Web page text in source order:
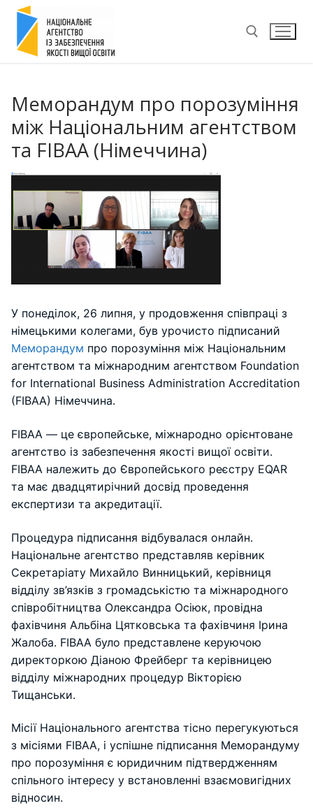
Перейти
вмісту
Меморандум про порозуміння
між Національним агентством
та FIBAA (Німеччина)
У понеділок, 26 липня, у продовження співпраці з
німецькими колегами, був урочисто підписаний
Меморандум про порозуміння між Національним
агентством та міжнародним агентством Foundation
for International Business Administration Accreditation
(FIBAA) Німеччина.
FIBAA ― це європейське, міжнародно орієнтоване
агентство із забезпечення якості вищої освіти.
FIBAA належить до Європейського реєстру EQAR
та має двадцятирічний досвід проведення
експертизи та акредитації.
Процедура підписання відбувалася онлайн.
Національне агентство представляв керівник
Секретаріату Михайло Винницький, керівниця
відділу зв’язків з громадськістю та міжнародного
співробітництва Олександра Осіюк, провідна
фахівчиня Альбіна Цятковська та фахівчиня Ірина
Жалоба. FIBAA було представлене керуючою
директоркою Діаною Фрейберг та керівницею
відділу міжнародних процедур Вікторією
Тищанськи.
Місії Національного агентства тісно перегукуються
з місіями FIBAA, і успішне підписання Меморандуму
про порозуміння є юридичним підтвердженням
спільного інтересу у встановленні взаємовигідних
відносин.